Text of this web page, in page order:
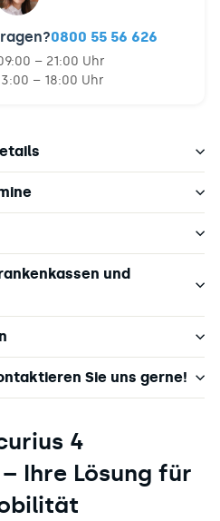
0800 55 56 626
– 21:00 Uhr
– 18:00 Uhr
und
Sie uns gerne!
4
Ihre Lösung für